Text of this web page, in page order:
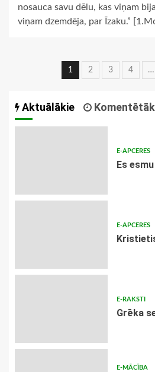
nosauca savu dēlu, kas viņam
viņam dzemdēja, par Īzaku.”
Ziņu
1 2 3 4 …
Aktuālākie
E-APCERES
Es
E-APCERES
E-RAKSTI
Grēka
E-MĀCĪBA